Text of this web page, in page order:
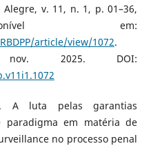
v. 11, n. 1, p. 01–36,
em:
article/view/1072.
2025. DOI:
A luta pelas garantias
paradigma em matéria de
no processo penal